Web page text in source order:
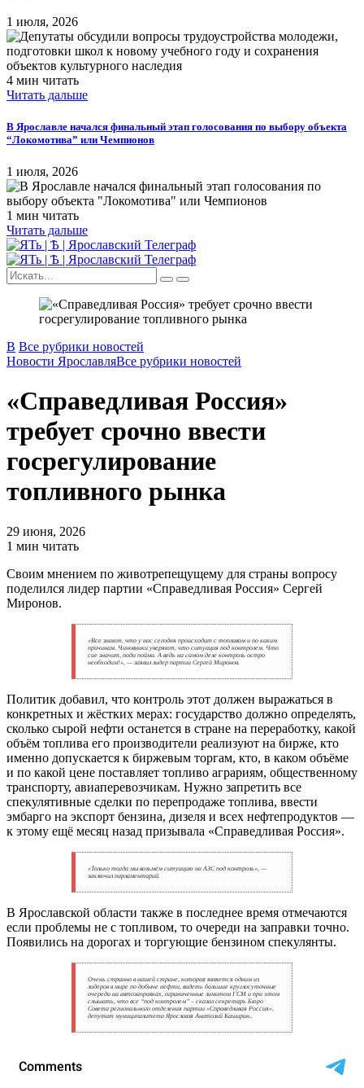
1 июля, 2026
4 мин читать
Читать дальше
В Ярославле начался финальный этап голосования по выбору объекта
“Локомотива” или Чемпионов
1 июля, 2026
1 мин читать
Читать дальше
В Все рубрики новостей
Новости ЯрославляВсе рубрики новостей
«Справедливая Россия»
требует срочно ввести
госрегулирование
топливного рынка
29 июня, 2026
1 мин читать
Своим мнением по животрепещущему для страны вопросу
поделился лидер партии «Справедливая Россия» Сергей
Миронов.
«Все знают, что у нас сегодня происходит с топливом и по каким
причинам. Чиновники уверяют, что ситуация под контролем. Что
сие значит, поди пойми. А ведь на самом деле контроль остро
необходим!», — заявил лидер партии Сергей Миронов.
Политик добавил, что контроль этот должен выражаться в
конкретных и жëстких мерах: государство должно определять,
сколько сырой нефти останется в стране на переработку, какой
объëм топлива его производители реализуют на бирже, кто
именно допускается к биржевым торгам, кто, в каком объëме
и по какой цене поставляет топливо аграриям, общественному
транспорту, авиаперевозчикам. Нужно запретить все
спекулятивные сделки по перепродаже топлива, ввести
эмбарго на экспорт бензина, дизеля и всех нефтепродуктов —
к этому ещё месяц назад призывала «Справедливая Россия».
«Только тогда мы возьмём ситуацию на АЗС под контроль», —
заключил парламентарий.
В Ярославской области также в последнее время отмечаются
если проблемы не с топливом, то очереди на заправки точно.
Появились на дорогах и торгующие бензином спекулянты.
Очень странно в нашей стране, которая является одним из
лидеров в мире по добыче нефти, видеть большие круглосуточные
очереди на автозаправках, ограниченные лимитом ГСМ и при этом
слышать, что все “под контролем” – сказал секретарь Бюро
Совета регионального отделения партии «Справедливая Россия»,
депутат муниципалитета Ярославля Анатолий Каширин..